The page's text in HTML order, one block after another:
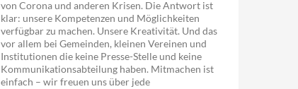
von Corona und anderen Krisen. Die Antwort ist
klar: unsere Kompetenzen und Möglichkeiten
verfügbar zu machen. Unsere Kreativität. Und das
vor allem bei Gemeinden, kleinen Vereinen und
Institutionen die keine Presse-Stelle und keine
Kommunikationsabteilung haben. Mitmachen ist
einfach – wir freuen uns über jede